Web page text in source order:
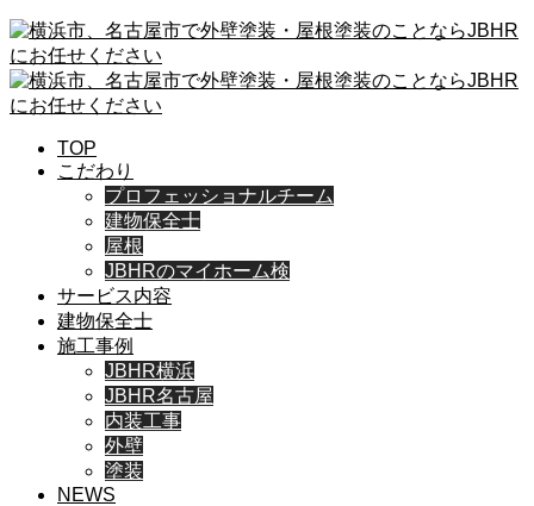
TOP
こだわり
プロフェッショナルチーム
建物保全士
屋根
JBHRのマイホーム検
サービス内容
建物保全士
施工事例
JBHR横浜
JBHR名古屋
内装工事
外壁
塗装
NEWS